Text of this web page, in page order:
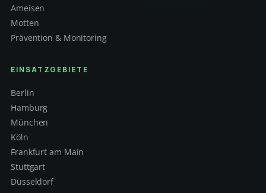
Ameisen
Motten
Prävention & Monitoring
EINSATZGEBIETE
Berlin
Hamburg
München
Köln
Frankfurt am Main
Stuttgart
Düsseldorf